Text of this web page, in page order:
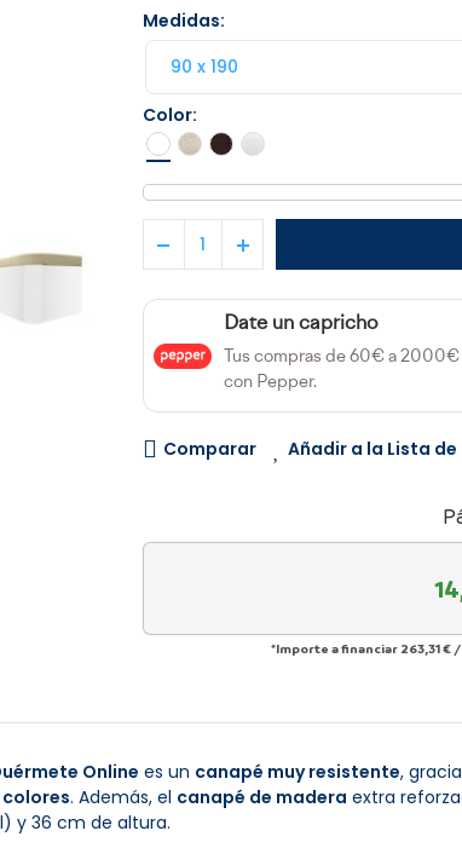
Medidas
Color
Date un capricho
Tus compras de 60€ a 2000€
con Pepper.
Comparar Añadir a la Lista de
*Importe a financiar 263,31 € /
Online es un canapé muy resistente,
. Además, el canapé de madera extra
y 36 cm de altura.